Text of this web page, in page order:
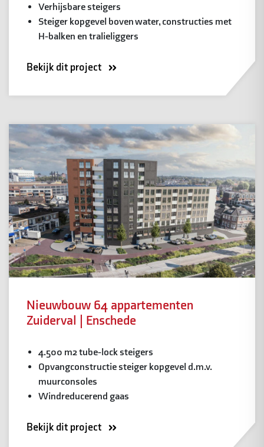
Verhijsbare steigers
Steiger kopgevel boven water, constructies met
H-balken en tralieliggers
Bekijk dit project
Nieuwbouw 64 appartementen
Zuiderval | Enschede
4.500 m2 tube-lock steigers
Opvangconstructie steiger kopgevel d.m.v.
muurconsoles
Windreducerend gaas
Bekijk dit project